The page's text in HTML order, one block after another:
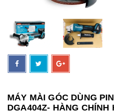
MÁY MÀI GÓC DÙNG
DGA404Z- HÀNG CHÍNH